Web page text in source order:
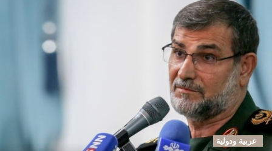
عربية ودولية